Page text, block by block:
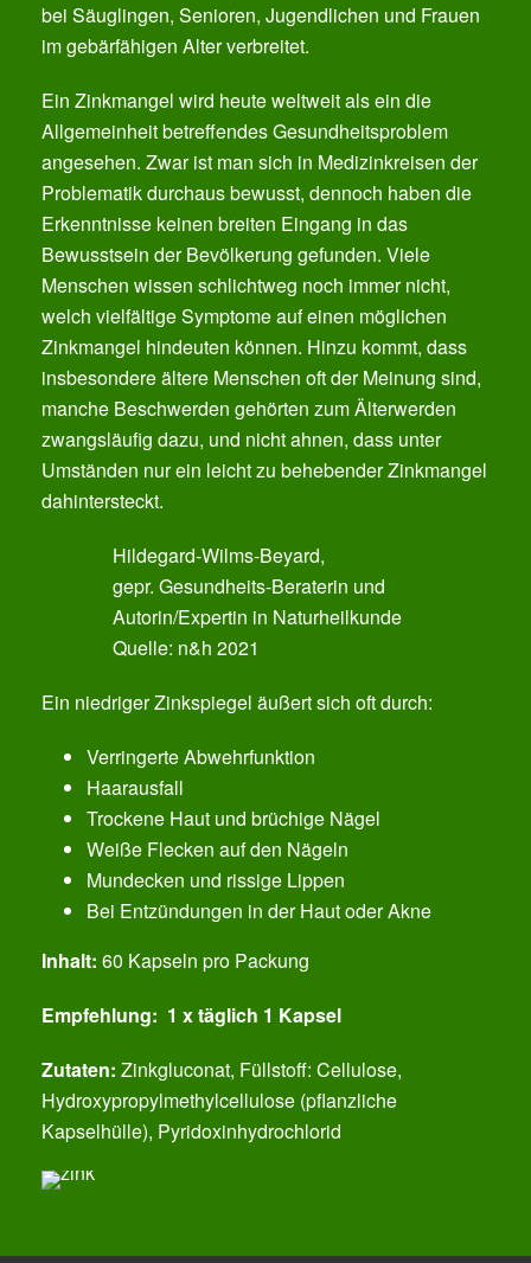
bei Säuglingen, Senioren, Jugendlichen und Frauen
im gebärfähigen Alter verbreitet.
Ein Zinkmangel wird heute weltweit als ein die
Allgemeinheit betreffendes Gesundheitsproblem
angesehen. Zwar ist man sich in Medizinkreisen der
Problematik durchaus bewusst, dennoch haben die
Erkenntnisse keinen breiten Eingang in das
Bewusstsein der Bevölkerung gefunden. Viele
Menschen wissen schlichtweg noch immer nicht,
welch vielfältige Symptome auf einen möglichen
Zinkmangel hindeuten können. Hinzu kommt, dass
insbesondere ältere Menschen oft der Meinung sind,
manche Beschwerden gehörten zum Älterwerden
zwangsläufig dazu, und nicht ahnen, dass unter
Umständen nur ein leicht zu behebender Zinkmangel
dahintersteckt.
Hildegard-Wilms-Beyard,
gepr. Gesundheits-Beraterin und
Autorin/Expertin in Naturheilkunde
Quelle: n&h 2021
Ein niedriger Zinkspiegel äußert sich oft durch:
Verringerte Abwehrfunktion
Haarausfall
Trockene Haut und brüchige Nägel
Weiße Flecken auf den Nägeln
Mundecken und rissige Lippen
Bei Entzündungen in der Haut oder Akne
Inhalt: 60 Kapseln pro Packung
Empfehlung: 1 x täglich 1 Kapsel
Zutaten: Zinkgluconat, Füllstoff: Cellulose,
Hydroxypropylmethylcellulose (pflanzliche
Kapselhülle), Pyridoxinhydrochlorid